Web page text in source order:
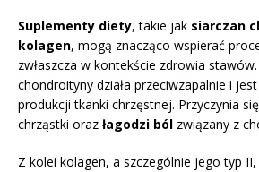
Suplementy diety, takie jak siarczan
kolagen, mogą znacząco wspierać
zwłaszcza w kontekście zdrowia stawów.
chondroityny działa przeciwzapalnie i
produkcji tkanki chrzęstnej. Przyczynia
chrząstki oraz łagodzi ból związany z
Z kolei kolagen, a szczególnie jego typ